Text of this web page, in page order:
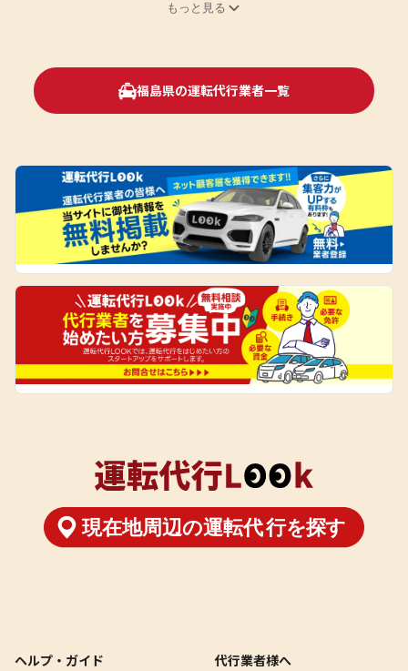
もっと見る
福島県の運転代行業者一覧
ヘルプ・ガイド 代行業者様へ